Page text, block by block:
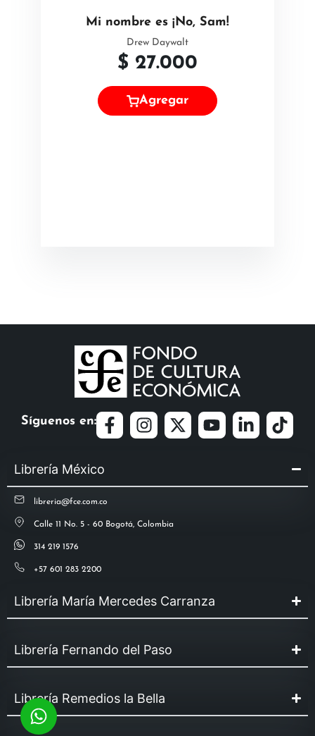
Mi nombre es ¡No, Sam!
Drew Daywalt
$ 27.000
Agregar
Síguenos en:
Librería México
libreria@fce.com.co
Calle 11 No. 5 - 60 Bogotá, Colombia
314 219 1576
+57 601 283 2200
Librería María Mercedes Carranza
Librería Fernando del Paso
Librería Remedios la Bella